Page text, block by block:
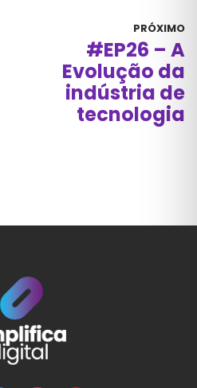
PRÓXIMO
#EP26 – A
Evolução da
indústria de
tecnologia